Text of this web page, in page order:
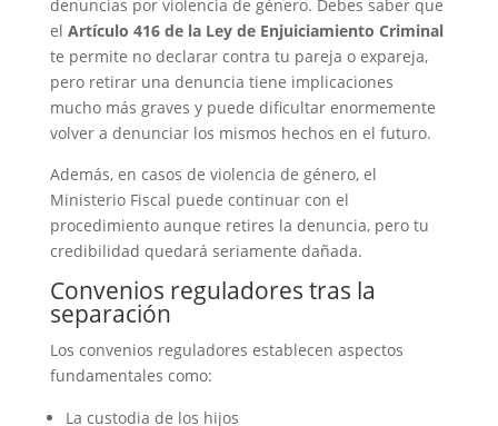
denuncias por violencia de género. Debes saber que
el Artículo 416 de la Ley de Enjuiciamiento Criminal
te permite no declarar contra tu pareja o expareja,
pero retirar una denuncia tiene implicaciones
mucho más graves y puede dificultar enormemente
volver a denunciar los mismos hechos en el futuro.
Además, en casos de violencia de género, el
Ministerio Fiscal puede continuar con el
procedimiento aunque retires la denuncia, pero tu
credibilidad quedará seriamente dañada.
Convenios reguladores tras la
separación
Los convenios reguladores establecen aspectos
fundamentales como:
La custodia de los hijos